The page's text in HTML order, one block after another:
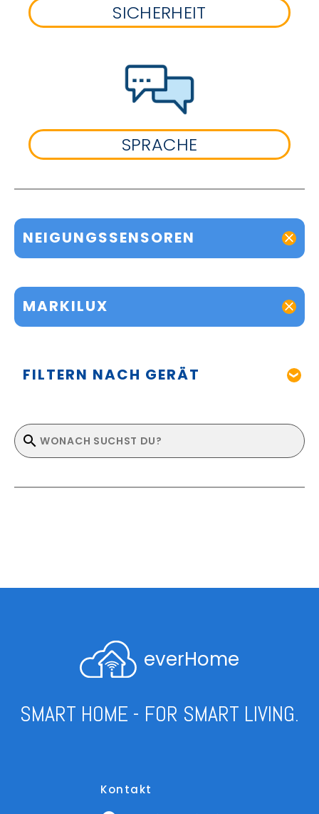
SICHERHEIT
SPRACHE
NEIGUNGSSENSOREN
MARKILUX
FILTERN NACH GERÄT
everHome
SMART HOME - FOR SMART LIVING.
Kontakt